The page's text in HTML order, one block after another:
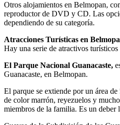
Otros alojamientos en Belmopan,
reproductor de DVD y CD. Las
dependiendo de su categoría.
Atracciones Turísticas en
Hay una serie de atractivos
El Parque Nacional Guanacaste,
Guanacaste, en Belmopan.
El parque se extiende por un área
de color marrón, reyezuelos y
miembros de la familia. Es un deber